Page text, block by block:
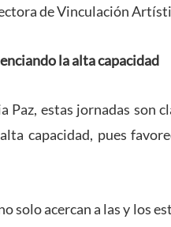
de Vinculación
la alta capacidad
Paz, estas jornadas son
capacidad, pues
solo acercan a las y